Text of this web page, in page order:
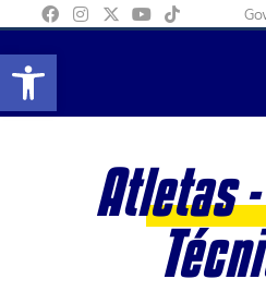
Abrir a barra
Atletas